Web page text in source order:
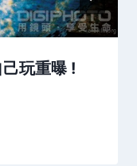
玩重曝 !